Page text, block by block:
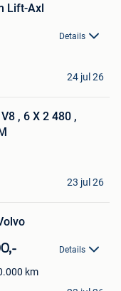
Lift-Axl
Details
24 jul 26
, 6 X 2 480 ,
23 jul 26
Details
km